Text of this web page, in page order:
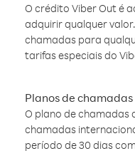
O crédito Viber Out é
adquirir qualquer
chamadas para
tarifas especiais do
Planos de
O plano de chamadas
chamadas
período de 30 dias